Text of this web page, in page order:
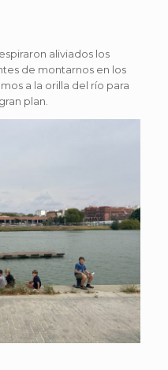
aliviados los
de montarnos en los
a la orilla del río para
plan.